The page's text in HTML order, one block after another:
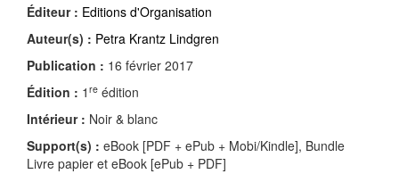
Éditeur : Editions d'Organisation
Auteur(s) : Petra Krantz Lindgren
Publication : 16 février 2017
Édition : 1 re édition
Intérieur : Noir & blanc
Support(s) : eBook [PDF + ePub + Mobi/Kindle], Bundle
Livre papier et eBook [ePub + PDF]